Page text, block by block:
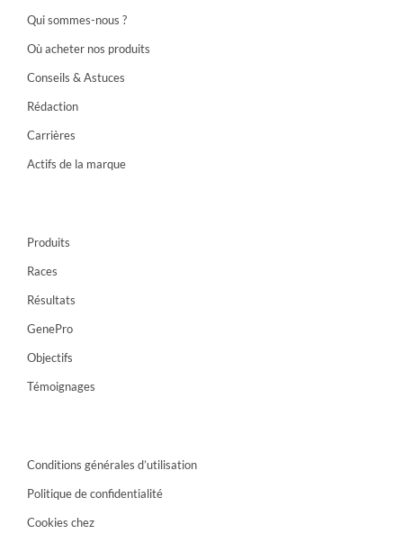
Qui sommes-nous ?
Où acheter nos produits
Conseils & Astuces
Rédaction
Carrières
Actifs de la marque
Produits
Races
Résultats
GenePro
Objectifs
Témoignages
Conditions générales d’utilisation
Politique de confidentialité
Cookies chez